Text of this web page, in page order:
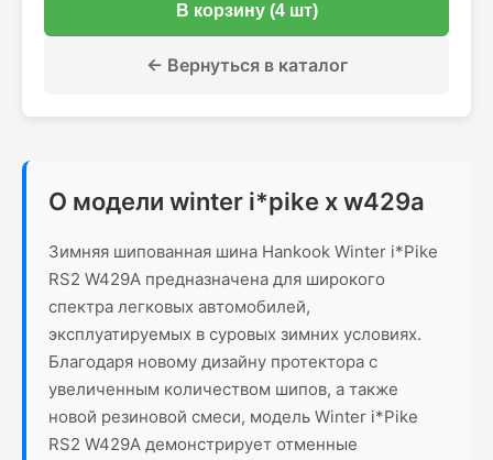
В корзину (4 шт)
← Вернуться в каталог
О модели winter i*pike x w429a
Зимняя шипованная шина Hankook Winter i*Pike
RS2 W429A предназначена для широкого
спектра легковых автомобилей,
эксплуатируемых в суровых зимних условиях.
Благодаря новому дизайну протектора с
увеличенным количеством шипов, а также
новой резиновой смеси, модель Winter i*Pike
RS2 W429A демонстрирует отменные